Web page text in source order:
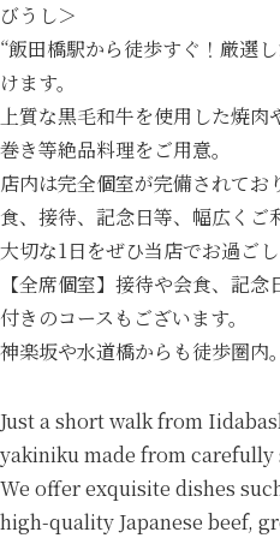
びうし＞
“飯田橋駅から徒歩すぐ！厳選
けます。
上質な黒毛和牛を使用した焼
巻き等絶品料理をご用意。
店内は完全個室が完備されてお
食、接待、記念日等、幅広くご
大切な1日をぜひ当店でお過ごし
【全席個室】接待や会食、記
付きのコースもございます。
神楽坂や水道橋からも徒歩圏内
Just a short walk from
yakiniku made from carefully
We offer exquisite dishes
high-quality Japanese beef,